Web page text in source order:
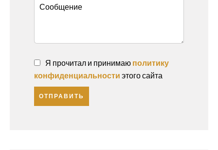
Я прочитал и принимаю политику
конфиденциальности этого сайта
ОТПРАВИТЬ